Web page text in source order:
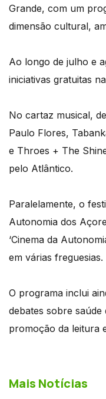
Grande, com um
dimensão cultural,
Ao longo de julho e
iniciativas gratuitas
No cartaz musical,
Paulo Flores,
e Throes + The
pelo Atlântico.
Paralelamente, o
Autonomia dos
‘Cinema da
em várias freguesias.
O programa inclui
debates sobre saúde
promoção da leitura
Mais Notícias